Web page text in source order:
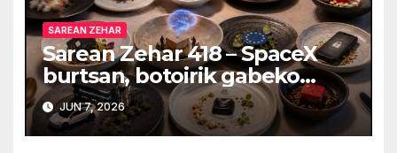
SAREAN ZEHAR
Sarean Zehar 418 – SpaceX
burtsan, botoirik gabeko
autoak, Token Maxingeko
eztabaida Amazonen eta
isuna Temuri
JUN 7, 2026